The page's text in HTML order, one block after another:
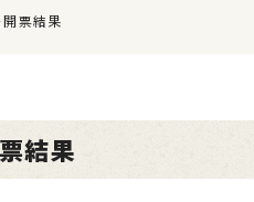
開票結果
結果